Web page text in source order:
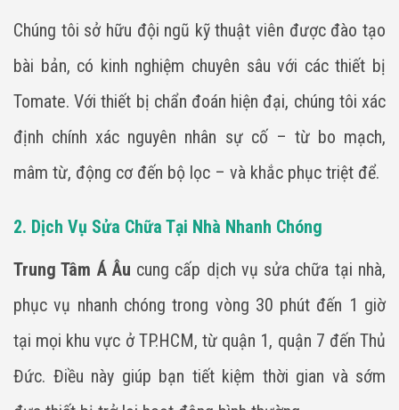
Chúng tôi sở hữu đội ngũ kỹ thuật viên được đào tạo
bài bản, có kinh nghiệm chuyên sâu với các thiết bị
Tomate. Với thiết bị chẩn đoán hiện đại, chúng tôi xác
định chính xác nguyên nhân sự cố – từ bo mạch,
mâm từ, động cơ đến bộ lọc – và khắc phục triệt để.
2. Dịch Vụ Sửa Chữa Tại Nhà Nhanh Chóng
Trung Tâm Á Âu cung cấp dịch vụ sửa chữa tại nhà,
phục vụ nhanh chóng trong vòng 30 phút đến 1 giờ
tại mọi khu vực ở TP.HCM, từ quận 1, quận 7 đến Thủ
Đức. Điều này giúp bạn tiết kiệm thời gian và sớm